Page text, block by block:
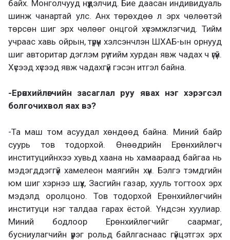
байх. Монголчууд нүүдэлчид. Бие даасан индивидуаль
шинж чанартай улс. Анх төрөхдөө л эрх чөлөөтэй
төрсөн шиг эрх чөлөөг онцгой хүсэмжлэгчид. Тийм
учраас хавь ойрын, түрүүн хэлсэнчлэн ШХАБ-ын орнууд
шиг авторитар дэглэм рүү тийм хурдан явж чадах ч үгүй.
Хүсээд хүсээд явж чадахгүй гэсэн итгэл байна.
-Ерөнхийлөгчийн засаглал руу явах нэг хэрэгсэл
болгочихвол яах вэ?
-Та маш том асуудал хөндөөд байна. Миний байр
суурь тов тодорхой. Өнөөдрийн Ерөнхийлөгч
институцийнхээ хувьд хаана нь хамаараад байгаа нь
мэдэгддэггүй хамелеон маягийн хүн. Бэлгэ тэмдгийн
юм шиг хэрнээ шүүх, Засгийн газар, хууль тогтоох эрх
мэдэлд оролцоно. Тов тодорхой Ерөнхийлөгчийн
институци нэг талдаа гарах ёстой. Үндсэн хуулиар.
Миний бодлоор Ерөнхийлөгчийг саармаг,
бусниулагчийн үүрэг рольд байлгаснаас гүйцэтгэх эрх